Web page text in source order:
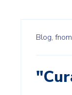
Blog,